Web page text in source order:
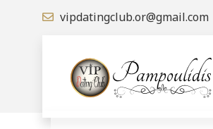
vipdatingclub.or@gmail.com